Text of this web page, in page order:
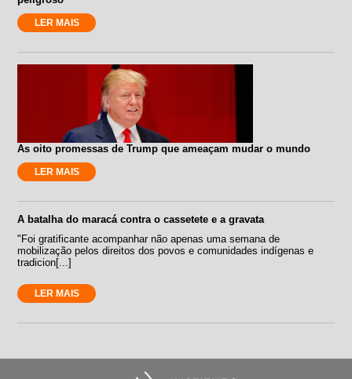
LER MAIS
As oito promessas de Trump que ameaçam mudar o mundo
LER MAIS
A batalha do maracá contra o cassetete e a gravata
"Foi gratificante acompanhar não apenas uma semana de
mobilização pelos direitos dos povos e comunidades indígenas e
tradicion[...]
LER MAIS